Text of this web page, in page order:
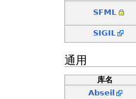
SFML
SIGIL
通用
库名
Abseil